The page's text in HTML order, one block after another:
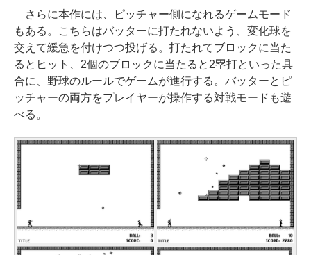
とApple Intelligence、13.6インチ
Liquid Retinaディスプレイ、16G
Bユニファイドメモリ、1TB SSDス
トレージ、12MPセンターフレーム
カメラ、日本語キーボード、Touc
h ID - ミッドナイト
【Amazon.co.jp限定】ASUS ノー
トパソコン Vivobook 15 M1502N
AQ 15.6インチ AMD Ryzen 7 170
メモリ16GB SSD 512GB Microso
ft 365 Personal (24か月版) 搭載 W
indows 11 重量1.7kg Wi-Fi 6E ク
Robloxギフトカード - 10,000 Rob
ux 【限定バーチャルアイテムを含
む】 【オンラインゲームコード】
ロブロックス | オンラインコード版
本体ハードウェア・市販ソフトウ
ェアのパーフェクトリストと最新
エミュレータ紹介
￥1,600
搭載、明るさ自動調整、色調調節
ライト、プレミアムペン付き、グ
ラファイト
￥115,980
サイズ 16GB内蔵 SD対応 ミストレ
グレー
￥12,900
さらに本作には、ピッチャー側になれるゲームモード
もある。こちらはバッターに打たれないよう、変化球を
交えて緩急を付けつつ投げる。打たれてブロックに当た
るとヒット、2個のブロックに当たると2塁打といった具
合に、野球のルールでゲームが進行する。バッターとピ
ッチャーの両方をプレイヤーが操作する対戦モードも遊
べる。